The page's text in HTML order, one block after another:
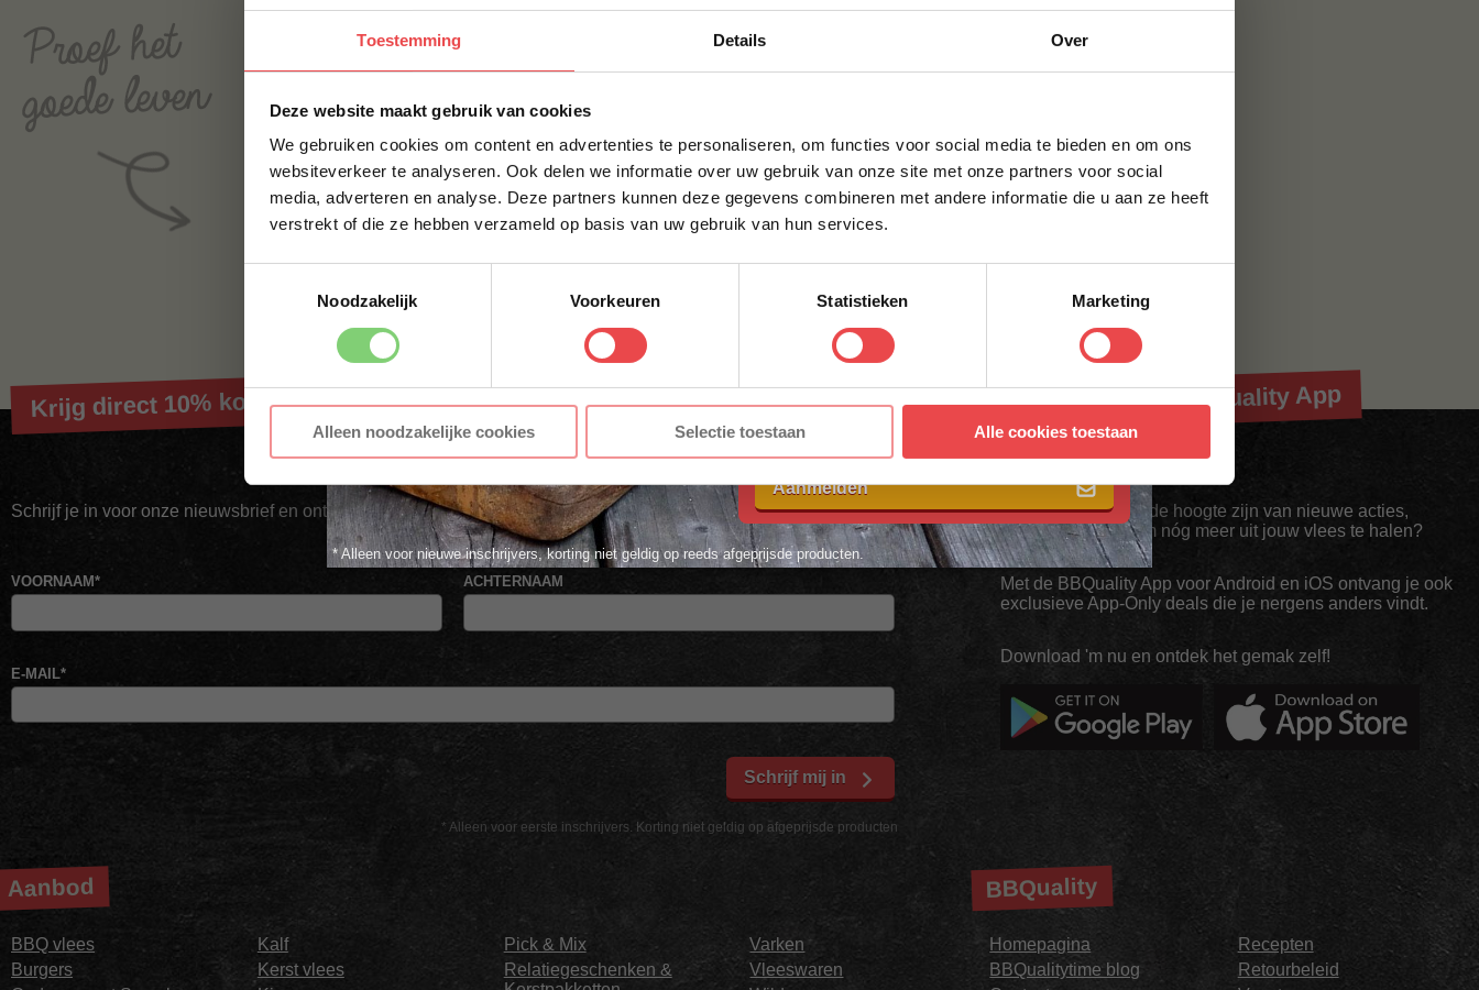
Toestemming Details Over
Deze website maakt gebruik van cookies
We gebruiken cookies om content en advertenties te personaliseren, om functies voor social media te bieden en om ons
websiteverkeer te analyseren. Ook delen we informatie over uw gebruik van onze site met onze partners voor social
media, adverteren en analyse. Deze partners kunnen deze gegevens combineren met andere informatie die u aan ze heeft
verstrekt of die ze hebben verzameld op basis van uw gebruik van hun services.
Noodzakelijk
Voorkeuren Statistieken Marketing
Alleen noodzakelijke cookies Selectie toestaan Alle cookies toestaan
Vanwege Lowlands verzenden we deze week de laatste keer op woensdag (19 augustus). Vanaf dinsdag
10% korting op je
eerste bestelling*
VOORNAAM*
E-MAILADRES*
voorwaarden.
Aanmelden
* Alleen voor nieuwe inschrijvers, korting niet geldig op reeds afgeprijsde producten.
Krijg direct 10% korting op je eerste bestelling
Schrijf je in voor onze nieuwsbrief en ontvang direct jouw kortingscode voor 10% korting*
* Alleen voor eerste inschrijvers. Korting niet geldig op afgeprijsde producten
VOORNAAM* ACHTERNAAM
E-MAIL*
Schrijf mij in
Download de BBQuality App
Altijd als eerste op de hoogte zijn van nieuwe acties,
inspiratie en tips om nóg meer uit jouw vlees te halen?
Met de BBQuality App voor Android en iOS ontvang je ook
exclusieve App-Only deals die je nergens anders vindt.
Download 'm nu en ontdek het gemak zelf!
Aanbod
BBQ vlees
Burgers
Kalf
Kerst vlees
Pick & Mix
Relatiegeschenken &
Varken
Vleeswaren
BBQuality
Homepagina
BBQualitytime blog
Recepten
Retourbeleid